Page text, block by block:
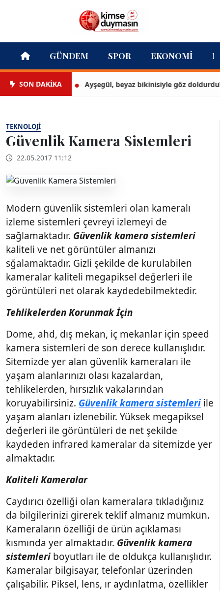
GÜNDEM SPOR EKONOMI
SON DAKİKA Ayşegül, beyaz bikinisiyle göz doldurdu!
TEKNOLOJI
Güvenlik Kamera Sistemleri
22.05.2017 11:12
Modern güvenlik sistemleri olan kameralı
izleme sistemleri çevreyi izlemeyi de
sağlamaktadır. Güvenlik kamera sistemleri
kaliteli ve net görüntüler almanızı
sğalamaktadır. Gizli şekilde de kurulabilen
kameralar kaliteli megapiksel değerleri ile
görüntüleri net olarak kaydedebilmektedir.
Tehlikelerden Korunmak İçin
Dome, ahd, dış mekan, iç mekanlar için speed
kamera sistemleri de son derece kullanışlıdır.
Sitemizde yer alan güvenlik kameraları ile
yaşam alanlarınızı olası kazalardan,
tehlikelerden, hırsızlık vakalarından
koruyabilirsiniz. Güvenlik kamera sistemleri ile
yaşam alanları izlenebilir. Yüksek megapiksel
değerleri ile görüntüleri de net şekilde
kaydeden infrared kameralar da sitemizde yer
almaktadır.
Kaliteli Kameralar
Caydırıcı özelliği olan kameralara tıkladığınız
da bilgilerinizi girerek teklif almanız mümkün.
Kameraların özelliği de ürün açıklaması
kısmında yer almaktadır. Güvenlik kamera
sistemleri boyutları ile de oldukça kullanışlıdır.
Kameralar bilgisayar, telefonlar üzerinden
çalışabilir. Piksel, lens, ır aydınlatma, özellikler